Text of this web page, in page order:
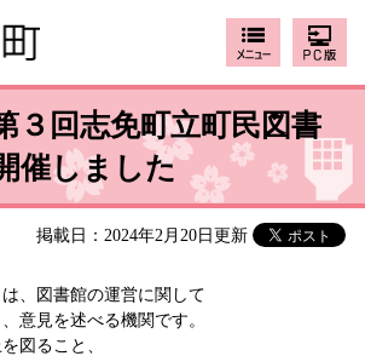
３回志免町立町民図書
催しました
掲載日：2024年2月20日更新
は、図書館の運営に関して
意見を述べる機関です。
図ること、